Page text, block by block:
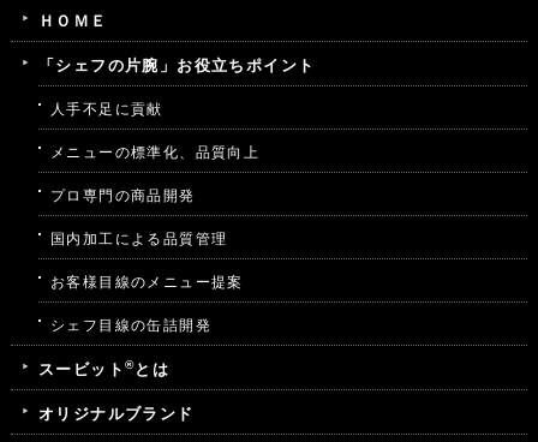
ＨＯＭＥ
「シェフの片腕」お役立ちポイント
人手不足に貢献
メニューの標準化、品質向上
プロ専門の商品開発
国内加工による品質管理
お客様目線のメニュー提案
シェフ目線の缶詰開発
スービット ®とは
オリジナルブランド